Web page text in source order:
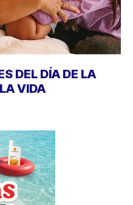
DEL DÍA DE LA
VIDA